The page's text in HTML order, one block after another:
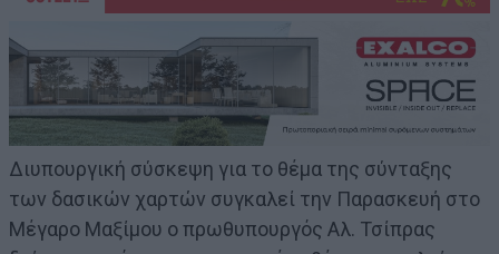
Διυπουργική σύσκεψη για το θέμα της σύνταξης
των δασικών χαρτών συγκαλεί την Παρασκευή στο
Μέγαρο Μαξίμου ο πρωθυπουργός Αλ. Τσίπρας